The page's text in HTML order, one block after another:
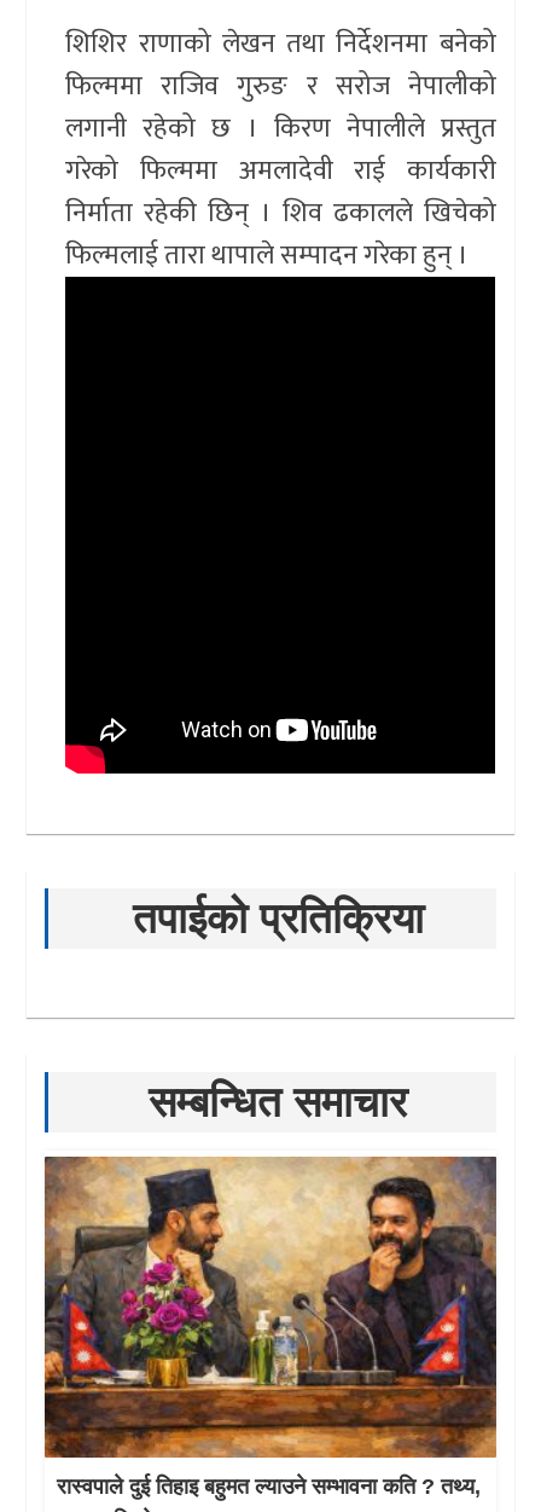
शिशिर राणाको लेखन तथा निर्देशनमा बनेको
फिल्ममा राजिव गुरुङ र सरोज नेपालीको
लगानी रहेको छ । किरण नेपालीले प्रस्तुत
गरेको फिल्ममा अमलादेवी राई कार्यकारी
निर्माता रहेकी छिन् । शिव ढकालले खिचेको
फिल्मलाई तारा थापाले सम्पादन गरेका हुन् ।
तपाईको प्रतिक्रिया
सम्बन्धित समाचार
रास्वपाले दुई तिहाइ बहुमत ल्याउने सम्भावना कति ? तथ्य,